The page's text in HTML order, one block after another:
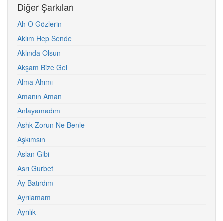
Diğer Şarkıları
Ah O Gözlerin
Aklım Hep Sende
Aklında Olsun
Akşam Bize Gel
Alma Ahımı
Amanın Aman
Anlayamadım
Ashk Zorun Ne Benle
Aşkımsın
Aslan Gibi
Asrı Gurbet
Ay Batırdım
Ayrılamam
Ayrılık